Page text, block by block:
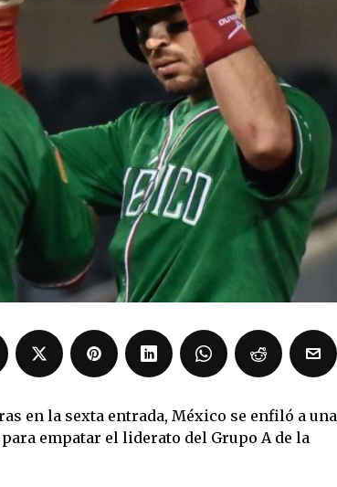
en la sexta entrada, México se enfiló a una
empatar el liderato del Grupo A de la